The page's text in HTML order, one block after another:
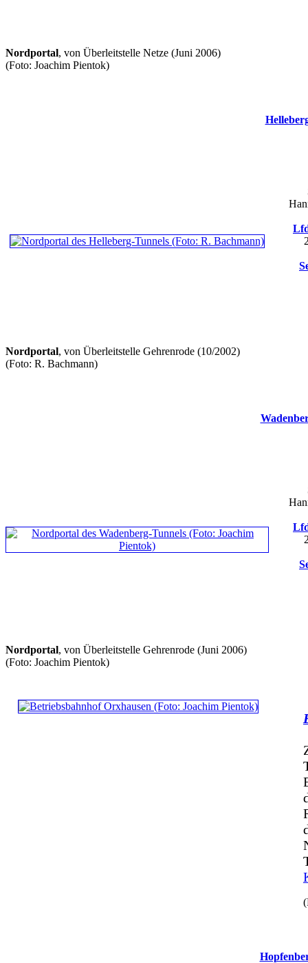
Nordportal, von Überleitstelle Netze (Juni 2006)
(Foto: Joachim Pientok)
Nordportal, von Überleitstelle Gehrenrode (10/2002)
(Foto: R. Bachmann)
Nordportal, von Überleitstelle Gehrenrode (Juni 2006)
(Foto: Joachim Pientok)